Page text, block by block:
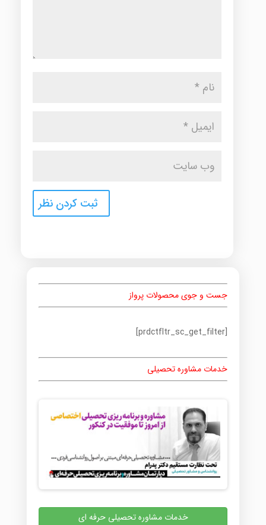
جست و جوی محصولات پرواز
[prdctfltr_sc_get_filter]
خدمات مشاوره تحصیلی
خدمات مشاوره تحصیلی حرفه ای